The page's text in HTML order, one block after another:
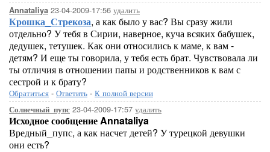
Annataliya 23-04-2009-17:56 удалить
Крошка_Стрекоза, а как было у вас? Вы сразу жили
отдельно? У тебя в Сирии, наверное, куча всяких бабушек,
дедушек, тетушек. Как они относились к маме, к вам -
детям? И еще ты говорила, у тебя есть брат. Чувствовала ли
ты отличия в отношении папы и родственников к вам с
сестрой и к брату?
Обратиться - Ответить - К полной версии
Солнечный_пупс 23-04-2009-17:57 удалить
Исходное сообщение Annataliya
Вредный_пупс, а как насчет детей? У турецкой девушки
они есть?